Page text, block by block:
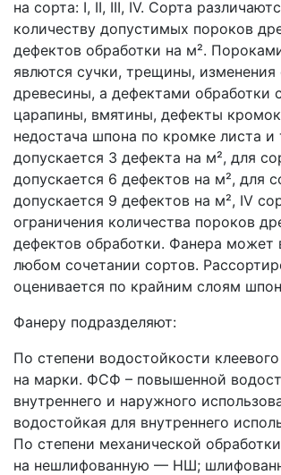
на сорта: I, II, III, IV. Сорта
количеству допустимых пороков
дефектов обработки на м².
явлются сучки, трещины, изменения
древесины, а дефектами обработки
царапины, вмятины, дефекты
недостача шпона по кромке листа и
допускается 3 дефекта на м², для
допускается 6 дефектов на м², для
допускается 9 дефектов на м², IV
ограничения количества пороков
дефектов обработки. Фанера может
любом сочетании сортов.
оценивается по крайним слоям
Фанеру подразделяют:
По степени водостойкости
на марки. ФСФ – повышенной
внутреннего и наружного
водостойкая для внутреннего
По степени механической
на нешлифованную — НШ;